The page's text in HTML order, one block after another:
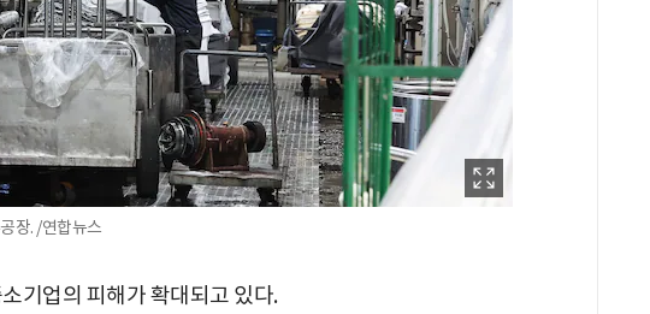
장. /연합뉴스
기업의 피해가 확대되고 있다.